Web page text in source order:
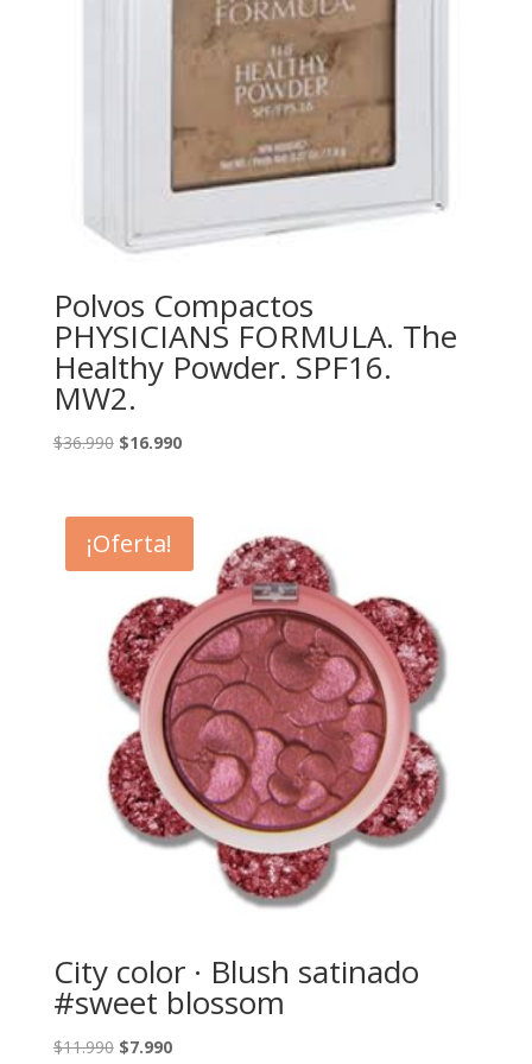
Polvos Compactos
PHYSICIANS FORMULA. The
Healthy Powder. SPF16.
MW2.
$36.990 El
era:
$36.990.
$16.990El
es:
$16.990.
¡Oferta!
City color · Blush satinado
#sweet blossom
$11.990 El
$7.990El